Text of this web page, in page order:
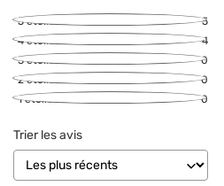
5étoiles
5
4étoiles
4
3étoiles
0
2étoiles
0
1étoile 0
Trier les avis